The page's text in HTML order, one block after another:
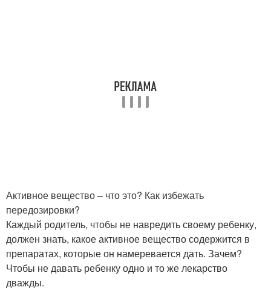
Активное вещество – что это? Как избежать
передозировки?
Каждый родитель, чтобы не навредить своему ребенку,
должен знать, какое активное вещество содержится в
препаратах, которые он намеревается дать. Зачем?
Чтобы не давать ребенку одно и то же лекарство
дважды.